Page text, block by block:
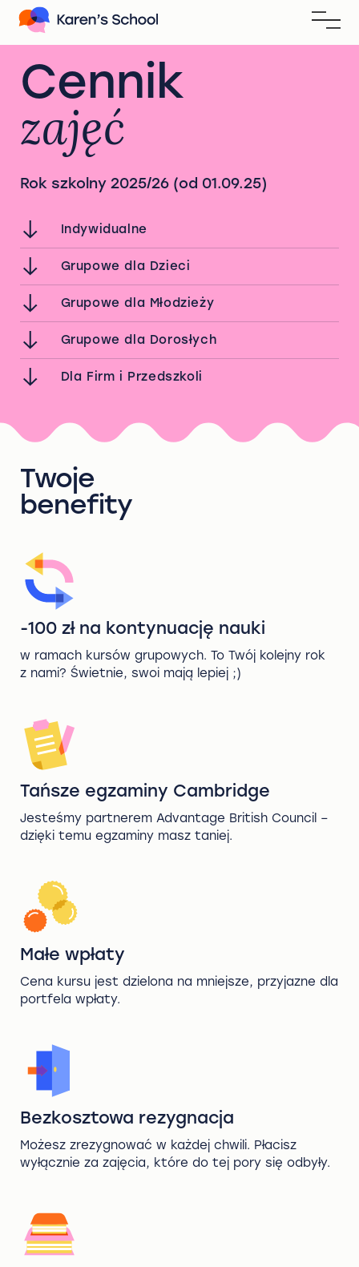
Cennik
zajęć
Rok szkolny 2025/26 (od 01.09.25)
Indywidualne
Grupowe dla Dzieci
Grupowe dla Młodzieży
Grupowe dla Dorosłych
Dla Firm i Przedszkoli
Twoje
benefity
-100 zł na kontynuację nauki
w ramach kursów grupowych. To Twój kolejny rok
z nami? Świetnie, swoi mają lepiej ;)
Tańsze egzaminy Cambridge
Jesteśmy partnerem Advantage British Council –
dzięki temu egzaminy masz taniej.
Małe wpłaty
Cena kursu jest dzielona na mniejsze, przyjazne dla
portfela wpłaty.
Bezkosztowa rezygnacja
Możesz zrezygnować w każdej chwili. Płacisz
wyłącznie za zajęcia, które do tej pory się odbyły.